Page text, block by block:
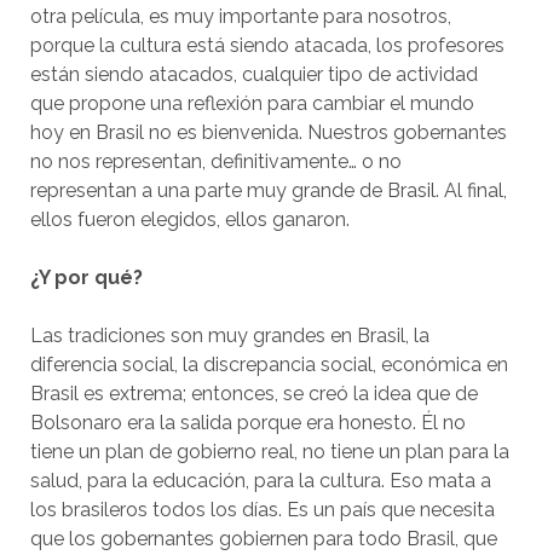
otra película, es muy importante para nosotros,
porque la cultura está siendo atacada, los profesores
están siendo atacados, cualquier tipo de actividad
que propone una reflexión para cambiar el mundo
hoy en Brasil no es bienvenida. Nuestros gobernantes
no nos representan, definitivamente… o no
representan a una parte muy grande de Brasil. Al final,
ellos fueron elegidos, ellos ganaron.
¿Y por qué?
Las tradiciones son muy grandes en Brasil, la
diferencia social, la discrepancia social, económica en
Brasil es extrema; entonces, se creó la idea que de
Bolsonaro era la salida porque era honesto. Él no
tiene un plan de gobierno real, no tiene un plan para la
salud, para la educación, para la cultura. Eso mata a
los brasileros todos los días. Es un país que necesita
que los gobernantes gobiernen para todo Brasil, que